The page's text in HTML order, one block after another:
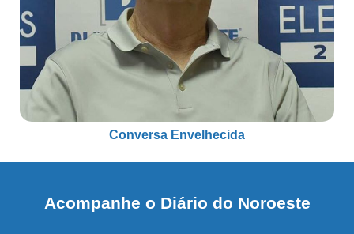
Conversa Envelhecida
Acompanhe o Diário do Noroeste